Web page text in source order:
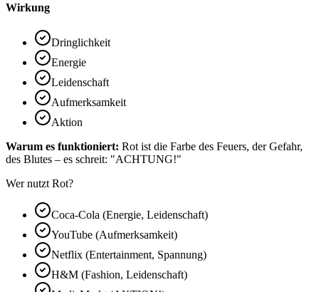
Wirkung
Dringlichkeit
Energie
Leidenschaft
Aufmerksamkeit
Aktion
Warum es funktioniert: Rot ist die Farbe des Feuers, der Gefahr,
des Blutes – es schreit: "ACHTUNG!"
Wer nutzt Rot?
Coca-Cola (Energie, Leidenschaft)
YouTube (Aufmerksamkeit)
Netflix (Entertainment, Spannung)
H&M (Fashion, Leidenschaft)